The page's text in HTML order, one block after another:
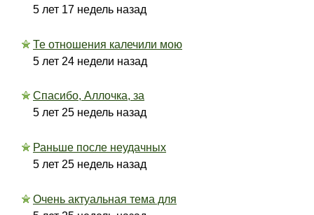
5 лет 17 недель назад
Те отношения калечили мою
5 лет 24 недели назад
Спасибо, Аллочка, за
5 лет 25 недель назад
Раньше после неудачных
5 лет 25 недель назад
Очень актуальная тема для